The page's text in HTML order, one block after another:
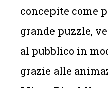
concepite come
grande puzzle,
al pubblico in
grazie alle